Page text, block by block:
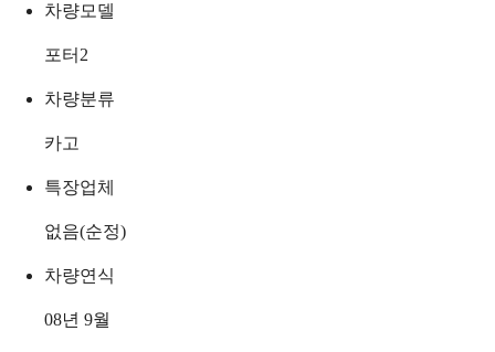
차량모델
포터2
차량분류
카고
특장업체
없음(순정)
차량연식
08년 9월